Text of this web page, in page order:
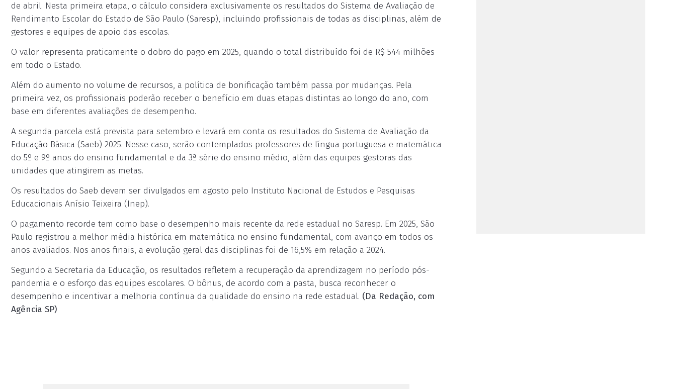
de abril. Nesta primeira etapa, o cálculo considera exclusivamente os resultados do Sistema de Avaliação de
Rendimento Escolar do Estado de São Paulo (Saresp), incluindo profissionais de todas as disciplinas, além de
gestores e equipes de apoio das escolas.
O valor representa praticamente o dobro do pago em 2025, quando o total distribuído foi de R$ 544 milhões
em todo o Estado.
Além do aumento no volume de recursos, a política de bonificação também passa por mudanças. Pela
primeira vez, os profissionais poderão receber o benefício em duas etapas distintas ao longo do ano, com
base em diferentes avaliações de desempenho.
A segunda parcela está prevista para setembro e levará em conta os resultados do Sistema de Avaliação da
Educação Básica (Saeb) 2025. Nesse caso, serão contemplados professores de língua portuguesa e matemática
do 5º e 9º anos do ensino fundamental e da 3ª série do ensino médio, além das equipes gestoras das
unidades que atingirem as metas.
Os resultados do Saeb devem ser divulgados em agosto pelo Instituto Nacional de Estudos e Pesquisas
Educacionais Anísio Teixeira (Inep).
O pagamento recorde tem como base o desempenho mais recente da rede estadual no Saresp. Em 2025, São
Paulo registrou a melhor média histórica em matemática no ensino fundamental, com avanço em todos os
anos avaliados. Nos anos finais, a evolução geral das disciplinas foi de 16,5% em relação a 2024.
Segundo a Secretaria da Educação, os resultados refletem a recuperação da aprendizagem no período pós-
pandemia e o esforço das equipes escolares. O bônus, de acordo com a pasta, busca reconhecer o
desempenho e incentivar a melhoria contínua da qualidade do ensino na rede estadual. (Da Redação, com
Agência SP)